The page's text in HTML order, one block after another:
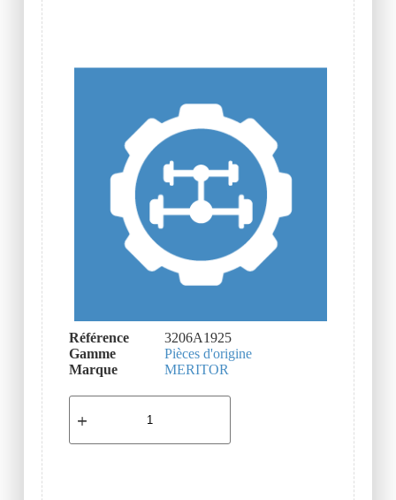
Référence
3206A1925
Gamme
Pièces d'origine
Marque
MERITOR